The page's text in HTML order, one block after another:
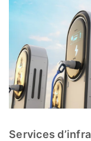
Services